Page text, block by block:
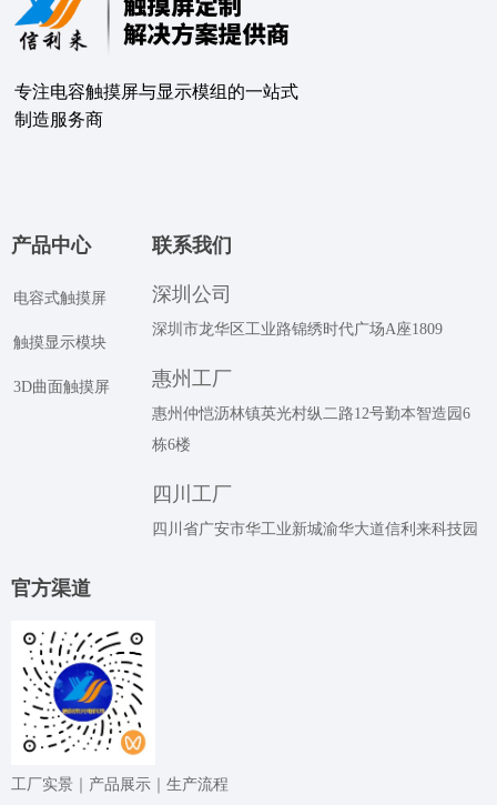
专注电容触摸屏与显示模组的⼀站式
制造服务商
联系我们
深圳公司
深圳市龙华区工业路锦绣时代广场A座1809
惠州工厂
惠州仲恺沥林镇英光村纵二路12号勤本智造园6
栋6楼
四川工厂
四川省广安市华工业新城渝华大道信利来科技园
产品中心
电容式触摸屏
触摸显示模块
3D曲面触摸屏
官⽅渠道
⼯⼚实景｜产品展⽰｜⽣产流程